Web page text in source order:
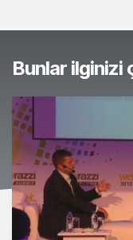
Bunlar ilginizi